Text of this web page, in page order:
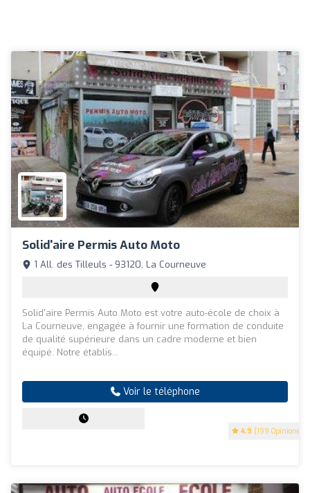
Solid'aire Permis Auto Moto
4.9 (199 Opinions)
1 All. des Tilleuls - 93120, La Courneuve
Solid'aire Permis Auto Moto est votre auto-école de choix à
La Courneuve, engagée à fournir une formation de conduite
de qualité supérieure dans un cadre moderne et bien
équipé. Notre établis...
Voir le téléphone